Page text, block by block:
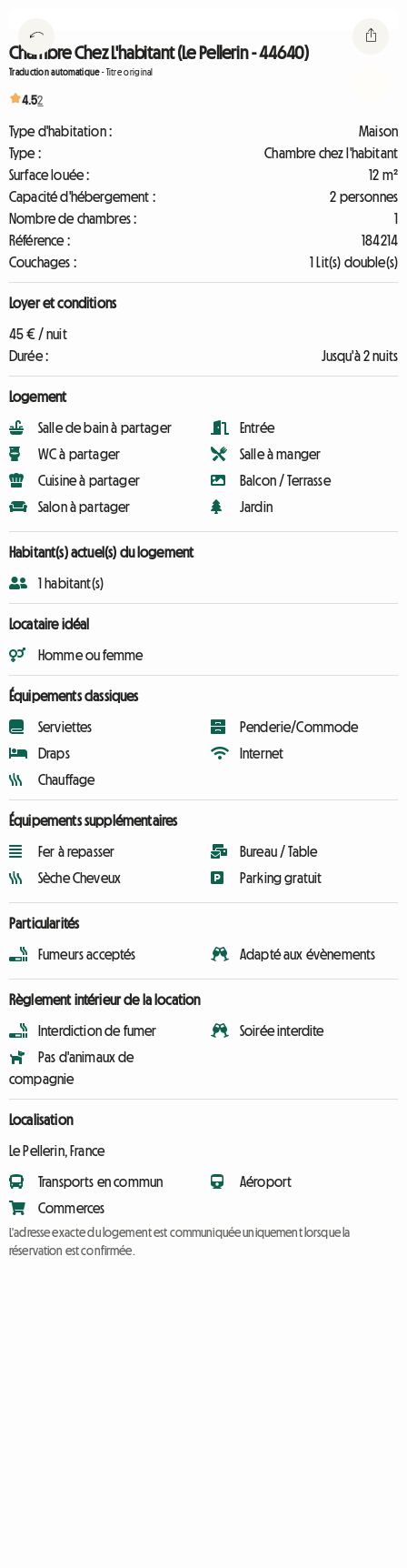
Chambre Chez L'habitant (Le Pellerin - 44640)
Traduction automatique-Titre original
4.52
Type d'habitation :
Maison
Type :
Chambre chez l'habitant
Surface louée :
12 m²
Capacité d'hébergement :
2 personnes
Nombre de chambres :
1
Référence :
184214
Couchages :
1 Lit(s) double(s)
Loyer et conditions
45 € / nuit
Durée :
Jusqu'à 2 nuits
Logement
Salle de bain à partager
WC à partager
Cuisine à partager
Salon à partager
Entrée
Salle à manger
Balcon / Terrasse
Jardin
Habitant(s) actuel(s) du logement
1 habitant(s)
Locataire idéal
Homme ou femme
Équipements classiques
Serviettes
Draps
Chauffage
Penderie/Commode
Internet
Équipements supplémentaires
Fer à repasser
Sèche Cheveux
Bureau / Table
Parking gratuit
Particularités
Fumeurs acceptés Adapté aux évènements
Règlement intérieur de la location
Interdiction de fumer
Pas d'animaux de
compagnie
Soirée interdite
Localisation
Le Pellerin, France
Transports en commun
Commerces
Aéroport
L'adresse exacte du logement est communiquée uniquement lorsque la
réservation est confirmée.